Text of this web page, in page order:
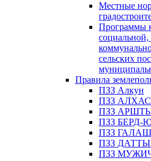
Местные
Программы
социальной,
сельских
Правила
ПЗЗ Алкун
ПЗЗ
ПЗЗ
ПЗЗ БЕРД-
ПЗЗ
ПЗЗ
ПЗЗ